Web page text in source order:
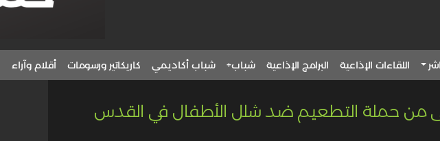
اللقاءات الإذاعية البرامج الإذاعية شباب+ شباب أكاديمي كاريكاتير ورسومات أقلام وآراء
من حملة التطعيم ضد شلل الأطفال في القدس